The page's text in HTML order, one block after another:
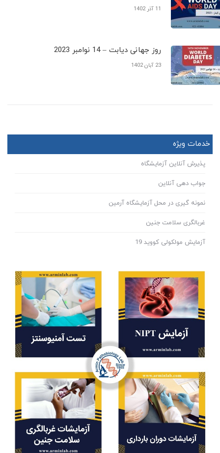
11 آذر 1402
روز جهانی دیابت – 14 نوامبر 2023
23 آبان 1402
خدمات ویژه
پذیرش آنلاین آزمایشگاه
جواب دهی آنلاین
نمونه گیری در محل آزمایشگاه آرمین
غربالگری سلامت جنین
آزمایش مولکولی کووید 19